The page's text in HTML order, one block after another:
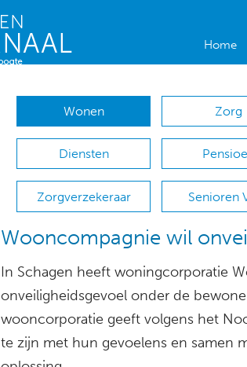
Home
Wonen Zorg
Diensten
Zorgverzekeraar Senioren
Wooncompagnie wil
In Schagen heeft woningcorporatie
onveiligheidsgevoel onder de
wooncorporatie geeft volgens het
te zijn met hun gevoelens en samen